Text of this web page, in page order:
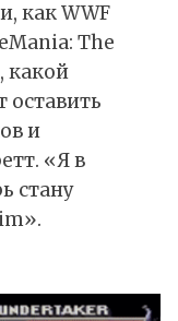
как WWF
The
какой
оставить
и
«Я в
стану